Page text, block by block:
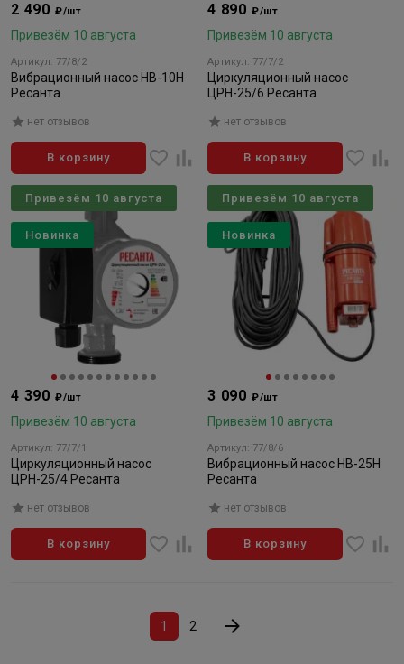
2 490 ₽/шт
Привезём 10 августа
Артикул: 77/8/2
Вибрационный насос НВ-10Н
Ресанта
нет отзывов
В корзину
4 890 ₽/шт
Привезём 10 августа
Артикул: 77/7/2
Циркуляционный насос
ЦРН-25/6 Ресанта
нет отзывов
В корзину
4 390 ₽/шт
Привезём 10 августа
Артикул: 77/7/1
Циркуляционный насос
ЦРН-25/4 Ресанта
нет отзывов
В корзину
Привезём 10 августа
Новинка
3 090 ₽/шт
Привезём 10 августа
Артикул: 77/8/6
Вибрационный насос НВ-25Н
Ресанта
нет отзывов
В корзину
Привезём 10 августа
Новинка
1 2